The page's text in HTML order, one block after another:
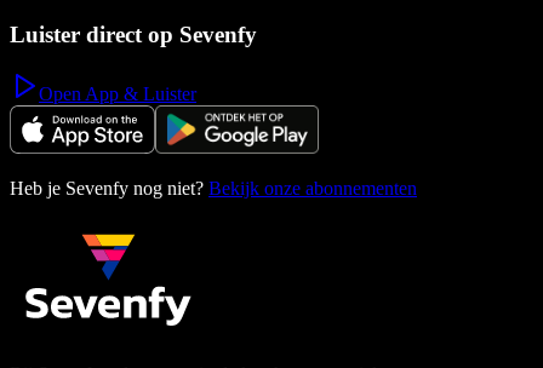
Luister direct op Sevenfy
Open App & Luister
Heb je Sevenfy nog niet? Bekijk onze abonnementen